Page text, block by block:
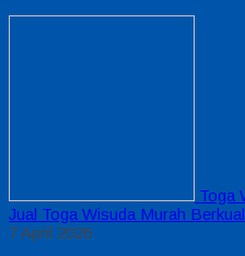
Toga
Jual Toga Wisuda Murah
7 April 2026